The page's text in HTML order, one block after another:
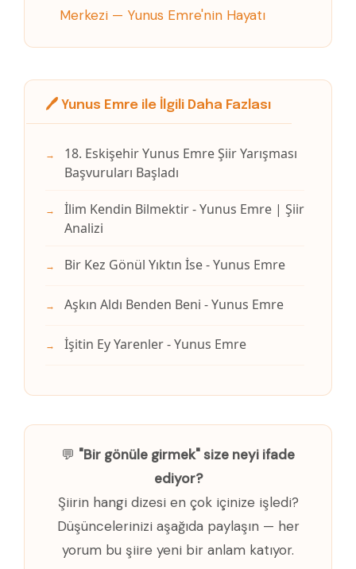
Merkezi — Yunus Emre'nin Hayatı
🖊️ Yunus Emre ile İlgili Daha Fazlası
→
18. Eskişehir Yunus Emre Şiir Yarışması
Başvuruları Başladı
→
İlim Kendin Bilmektir - Yunus Emre | Şiir
Analizi
→ Bir Kez Gönül Yıktın İse - Yunus Emre
→ Aşkın Aldı Benden Beni - Yunus Emre
→ İşitin Ey Yarenler - Yunus Emre
💬 "Bir gönüle girmek" size neyi ifade
ediyor?
Şiirin hangi dizesi en çok içinize işledi?
Düşüncelerinizi aşağıda paylaşın — her
yorum bu şiire yeni bir anlam katıyor.